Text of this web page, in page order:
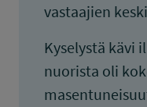
vastaajien
Kyselystä kävi
nuorista oli